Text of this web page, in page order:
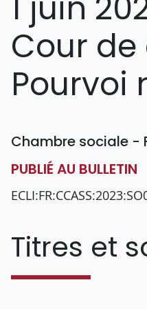
Cour
Pourvoi
Chambre sociale -
PUBLIÉ AU BULLETIN
Titres et